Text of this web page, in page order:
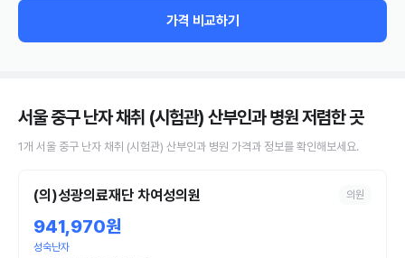
가격 비교하기
서울 중구 난자 채취 (시험관) 산부인과 병원저렴한 곳
1개 서울 중구 난자 채취 (시험관) 산부인과 병원 가격과 정보를 확인해보세요.
(의)성광의료재단 차여성의원 의원
941,970원
성숙난자